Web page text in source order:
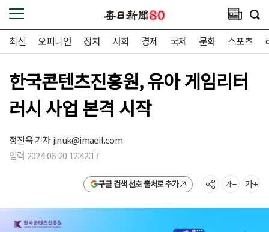
최신 오피니언 정치 사회 경제 국제 문화 스포츠
한국콘텐츠진흥원, 유아 게임리터
러시 사업 본격 시작
정진욱 기자jinuk@imaeil.com
입력 2024-06-20 12:42:17
구글 검색 선호 출처로 추가